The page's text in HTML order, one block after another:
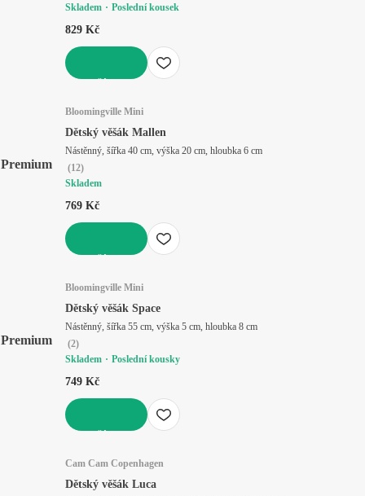
Skladem Poslední kousek
829 Kč
Premium
Bloomingville Mini
Dětský věšák Mallen
Nástěnný, šířka 40 cm, výška 20 cm, hloubka 6 cm
(12)
Skladem
769 Kč
Premium
Bloomingville Mini
Dětský věšák Space
Nástěnný, šířka 55 cm, výška 5 cm, hloubka 8 cm
(2)
Skladem
Poslední kousky
749 Kč
Cam Cam Copenhagen
Dětský věšák Luca